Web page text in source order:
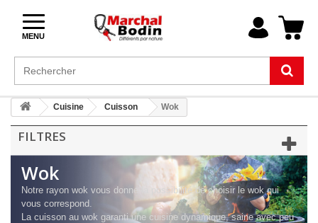
MENU
Cuisine Cuisson Wok
FILTRES
Wok
Notre rayon wok vous donne la possibilité de choisir le wok qui
vous correspond.
La cuisson au wok garanti une cuisine dynamique, saine avec peu